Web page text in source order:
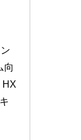
向
HX